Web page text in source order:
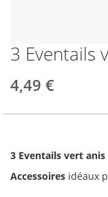
Skip
to
the
beginning
3 Eventails
4,49 €
3 Eventails vert anis
Accessoires idéaux